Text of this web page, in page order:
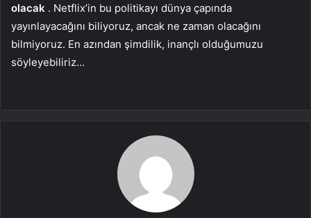
olacak . Netflix’in bu politikayı dünya çapında
yayınlayacağını biliyoruz, ancak ne zaman olacağını
bilmiyoruz. En azından şimdilik, inançlı olduğumuzu
söyleyebiliriz…